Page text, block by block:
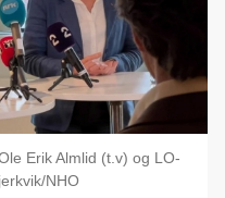
Erik Almlid (t.v) og LO-
NHO